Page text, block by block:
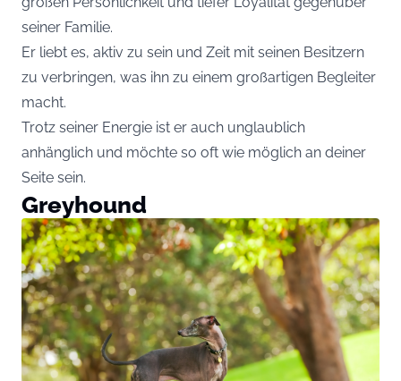
seiner Familie.
Er liebt es, aktiv zu sein und Zeit mit seinen Besitzern
zu verbringen, was ihn zu einem großartigen Begleiter
macht.
Trotz seiner Energie ist er auch unglaublich
anhänglich und möchte so oft wie möglich an deiner
Seite sein.
Greyhound